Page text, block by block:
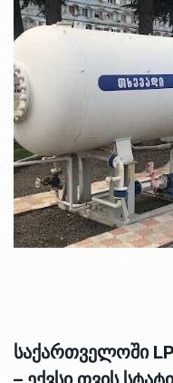
საქართველოში